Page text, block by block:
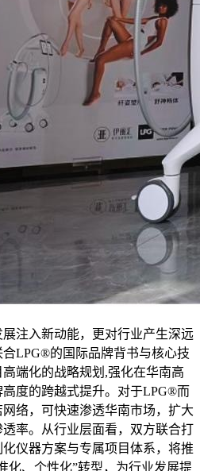
注入新动能，更对行业产生深远
LPG®的国际品牌背书与核心技
端化的战略规划,强化在华南高
度的跨越式提升。对于LPG®而
络，可快速渗透华南市场，扩大
率。从行业层面看，双方联合打
仪器方案与专属项目体系，将推
化、个性化”转型，为行业发展提